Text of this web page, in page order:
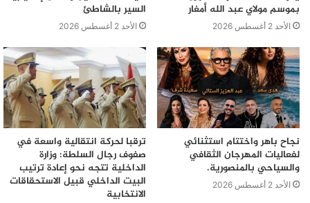
بموسم مولاي عبد الله أمغار
الأحد 2 أغسطس 2026
السير بالشاطئ
الأحد 2 أغسطس 2026
نجاح باهر واختتام استثنائي
لفعاليات المهرجان الثقافي
والسياحي بالمنصورية.
الأحد 2 أغسطس 2026
ترقبا لحركة انتقالية واسعة في
صفوف رجال السلطة: وزارة
الداخلية تتجه نحو إعادة ترتيب
البيت الداخلي قبيل الاستحقاقات
الانتخابية